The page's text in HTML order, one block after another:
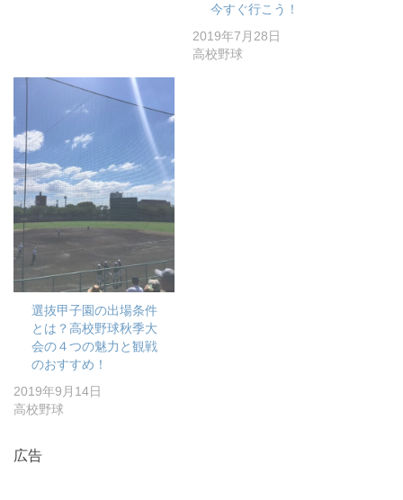
今すぐ行こう！
2019年7月28日
高校野球
選抜甲子園の出場条件
とは？高校野球秋季大
会の４つの魅力と観戦
のおすすめ！
2019年9月14日
高校野球
広告